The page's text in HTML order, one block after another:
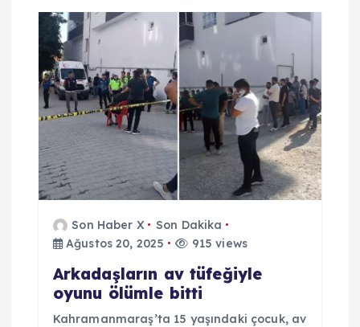
n
m
e
s
Son Haber X
Son Dakika
Ağustos 20, 2025
915 views
Arkadaşların av tüfeğiyle
oyunu ölümle bitti
Kahramanmaraş’ta 15 yaşındaki çocuk, av